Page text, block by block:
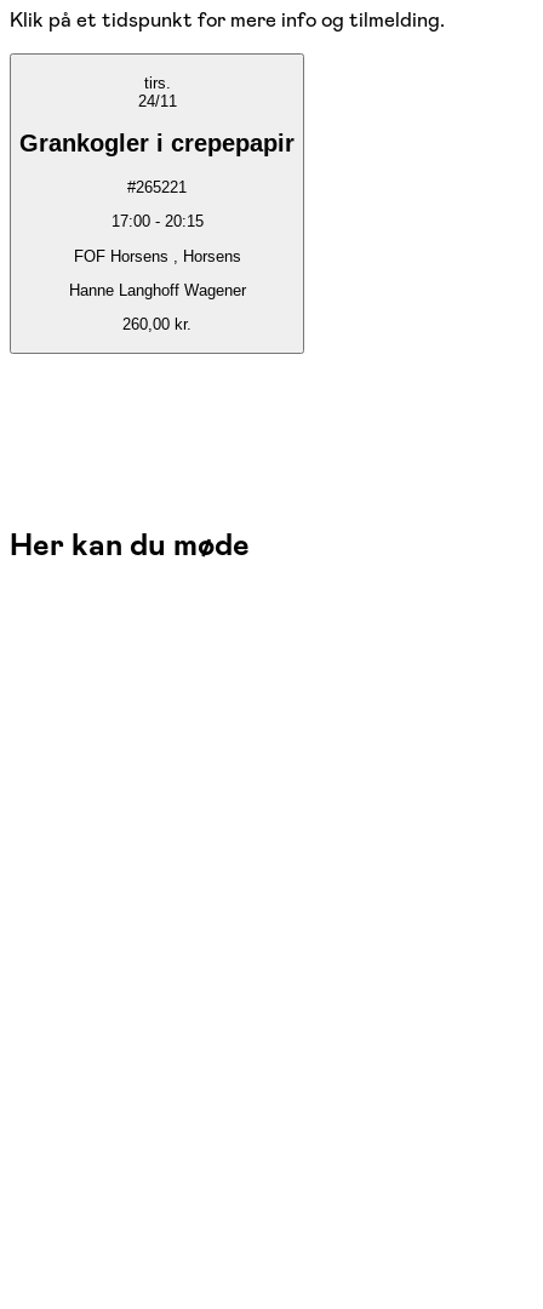
Klik på et tidspunkt for mere info og tilmelding.
tirs.
24/11
Grankogler i crepepapir
#265221
17:00- 20:15
FOF Horsens , Horsens
Hanne Langhoff Wagener
260,00 kr.
Her kan du møde